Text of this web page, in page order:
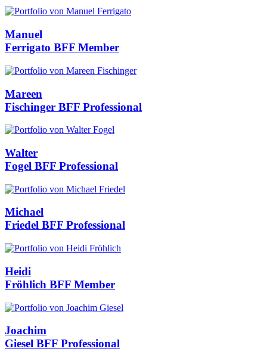
Manuel
Ferrigato BFF Member
Mareen
Fischinger BFF Professional
Walter
Fogel BFF Professional
Michael
Friedel BFF Professional
Heidi
Fröhlich BFF Member
Joachim
Giesel BFF Professional